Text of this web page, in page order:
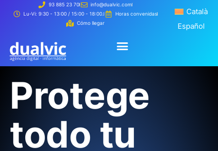
93 885 23 70
info@dualvic.com
Lu-Vi: 9:30 - 13:00 / 15:00 - 18:00.
Horas convenidas
Cómo llegar
Català
Español
Català
Protege
todo tu